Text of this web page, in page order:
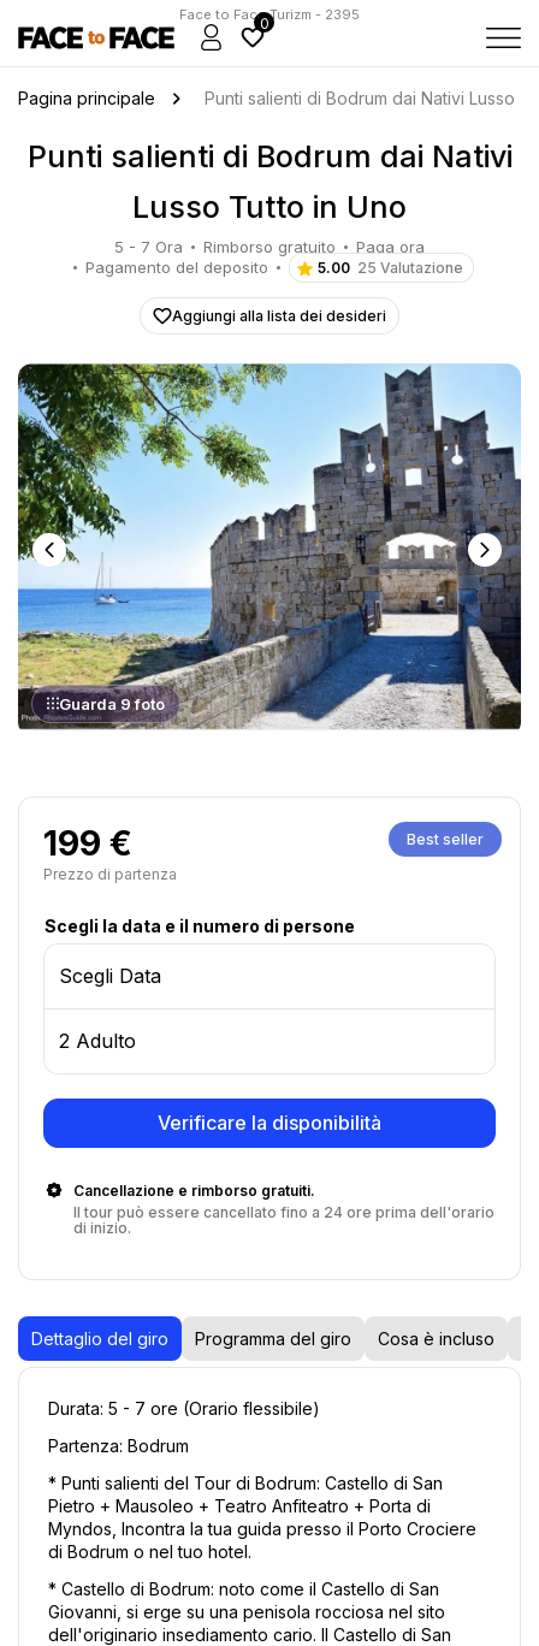
Face to Face Turizm - 2395
0
Pagina principale Punti salienti di Bodrum dai Nativi Lusso
Punti salienti di Bodrum dai Nativi
Lusso Tutto in Uno
5 - 7 Ora Rimborso gratuito
Paga ora
Pagamento del deposito
5.00 25 Valutazione
Aggiungi alla lista dei desideri
Guarda 9 foto
Best seller
199 €
Prezzo di partenza
Scegli la data e il numero di persone
Scegli Data
2 Adulto
Verificare la disponibilità
Cancellazione e rimborso gratuiti.
Il tour può essere cancellato fino a 24 ore prima dell'orario
di inizio.
Dettaglio del giro Programma del giro Cosa è incluso
Durata: 5 - 7 ore (Orario flessibile)
Partenza: Bodrum
* Punti salienti del Tour di Bodrum: Castello di San
Pietro + Mausoleo + Teatro Anfiteatro + Porta di
Myndos, Incontra la tua guida presso il Porto Crociere
di Bodrum o nel tuo hotel.
* Castello di Bodrum: noto come il Castello di San
Giovanni, si erge su una penisola rocciosa nel sito
dell'originario insediamento cario. Il Castello di San